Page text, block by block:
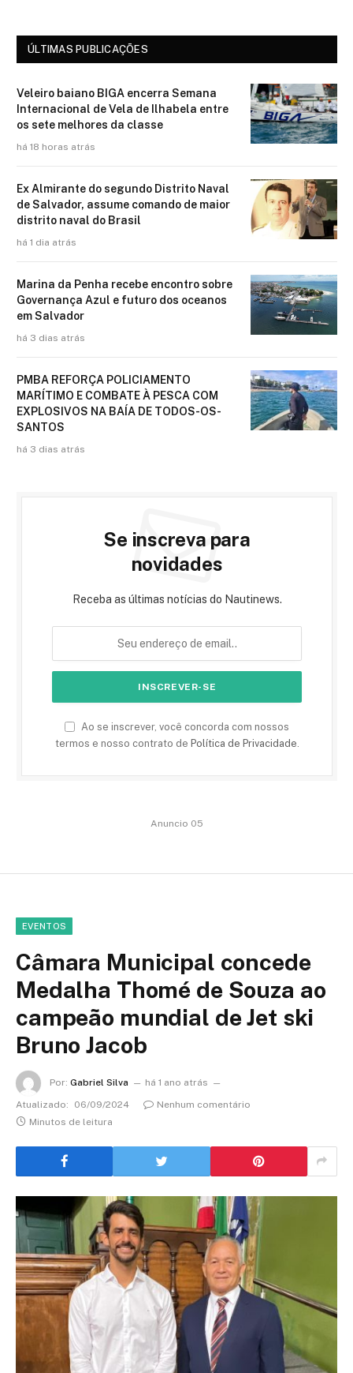
ÚLTIMAS PUBLICAÇÕES
Veleiro baiano BIGA encerra Semana
Internacional de Vela de Ilhabela entre
os sete melhores da classe
há 18 horas atrás
Ex Almirante do segundo Distrito Naval
de Salvador, assume comando de maior
distrito naval do Brasil
há 1 dia atrás
Marina da Penha recebe encontro sobre
Governança Azul e futuro dos oceanos
em Salvador
há 3 dias atrás
PMBA REFORÇA POLICIAMENTO
MARÍTIMO E COMBATE À PESCA COM
EXPLOSIVOS NA BAÍA DE TODOS-OS-
SANTOS
há 3 dias atrás
Se inscreva para
novidades
Receba as últimas notícias do Nautinews.
Ao se inscrever, você concorda com nossos
termos e nosso contrato de Política de Privacidade
Anuncio 05
EVENTOS
Câmara Municipal concede
Medalha Thomé de Souza ao
campeão mundial de Jet ski
Bruno Jacob
Por: Gabriel Silva
há 1 ano atrás
Atualizado:
06/09/2024
Nenhum comentário
Minutos de leitura